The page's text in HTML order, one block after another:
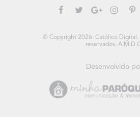
© Copyright 2026. Católico Digital.
reservados.
Desenvolvido